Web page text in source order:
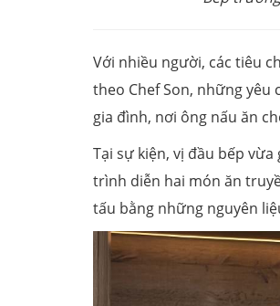
Với nhiều người, các tiêu
theo Chef Son, những
gia đình, nơi ông nấu ăn
Tại sự kiện, vị đầu bếp
trình diễn hai món ăn
tấu bằng những nguyên